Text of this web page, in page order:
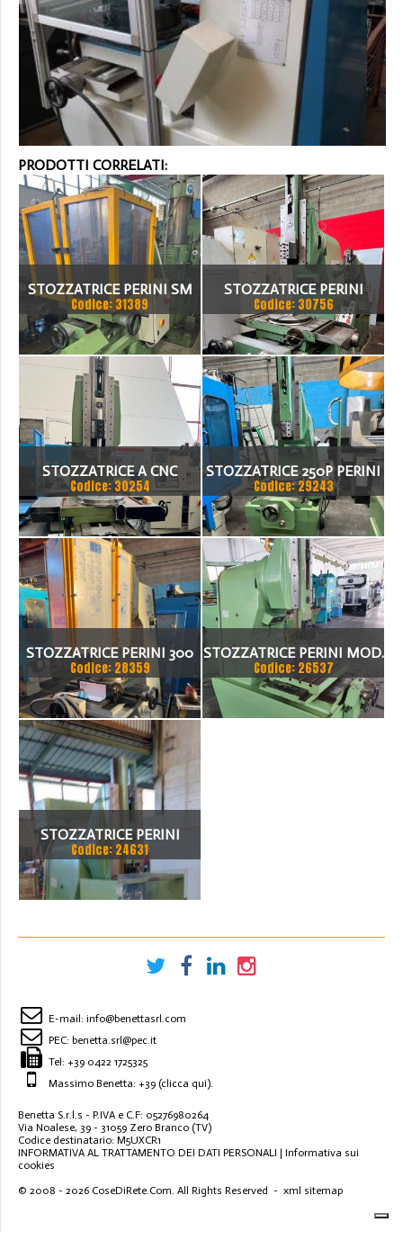
PRODOTTI CORRELATI:
STOZZATRICE PERINI SM
200 ANNO 2002
Codice: 31389
STOZZATRICE PERINI
Codice: 30756
STOZZATRICE A CNC
PERINI
Codice: 30254
STOZZATRICE 250P PERINI
Codice: 29243
STOZZATRICE PERINI 300
ANNO 2001
Codice: 28359
STOZZATRICE PERINI MOD.
CMP 330 VERSIONE
TAVOLA
Codice: 26537
STOZZATRICE PERINI
Codice: 24631
E-mail: info@benettasrl.com
PEC: benetta.srl@pec.it
Tel: +39 0422 1725325
Massimo Benetta: +39 (clicca qui).
Benetta S.r.l.s - P.IVA e C.F: 05276980264
Via Noalese, 39 - 31059 Zero Branco (TV)
Codice destinatario: M5UXCR1
INFORMATIVA AL TRATTAMENTO DEI DATI PERSONALI | Informativa sui
cookies
© 2008 - 2026 CoseDiRete.Com. All Rights Reserved - xml sitemap